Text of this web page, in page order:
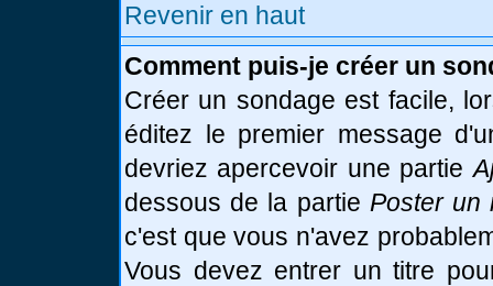
Revenir en haut
Comment puis-je créer un
Créer un sondage est facile,
éditez le premier message
devriez apercevoir une partie
dessous de la partie Poster un
c'est que vous n'avez
Vous devez entrer un titre